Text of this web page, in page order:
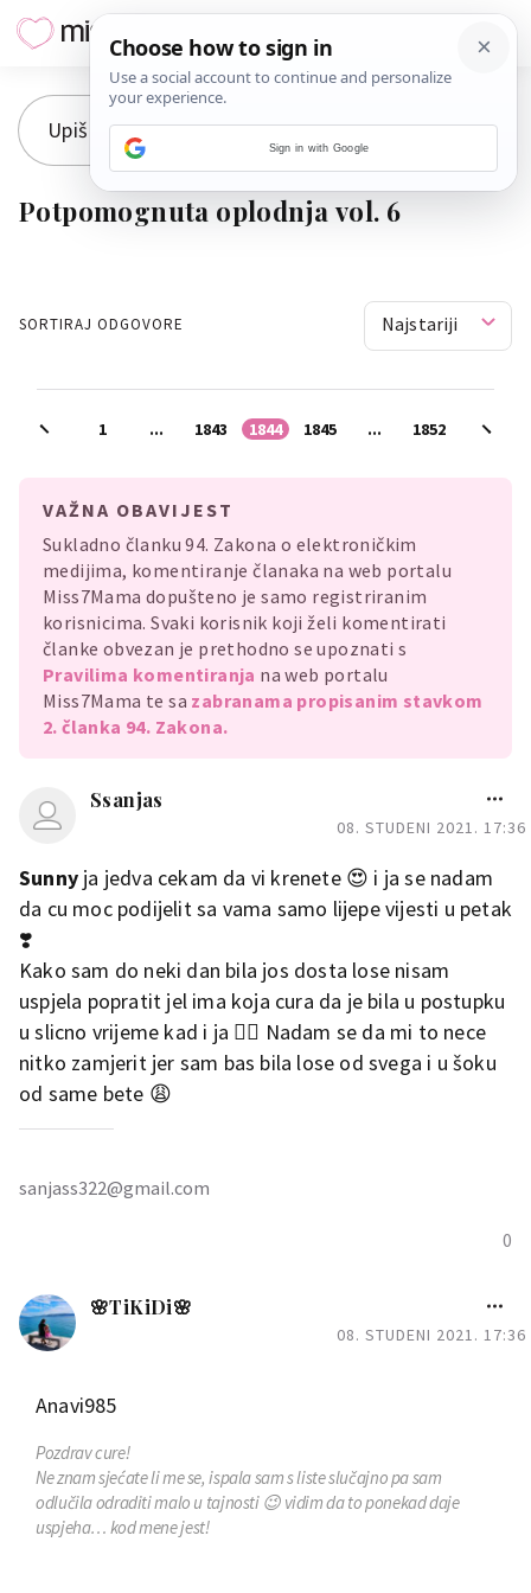
Potpomognuta oplodnja vol. 6
SORTIRAJ ODGOVORE Najstariji
1 ... 1843 1844 1845 ... 1852
VAŽNA OBAVIJEST
Sukladno članku 94. Zakona o elektroničkim
medijima, komentiranje članaka na web portalu
Miss7Mama dopušteno je samo registriranim
korisnicima. Svaki korisnik koji želi komentirati
članke obvezan je prethodno se upoznati s
Pravilima komentiranja na web portalu
Miss7Mama te sa zabranama propisanim stavkom
2. članka 94. Zakona.
Ssanjas
08. STUDENI 2021. 17:36
Sunny ja jedva cekam da vi krenete 😍 i ja se nadam
da cu moc podijelit sa vama samo lijepe vijesti u petak
❣️
Kako sam do neki dan bila jos dosta lose nisam
uspjela popratit jel ima koja cura da je bila u postupku
u slicno vrijeme kad i ja 🤦‍♀️ Nadam se da mi to nece
nitko zamjerit jer sam bas bila lose od svega i u šoku
od same bete 😩
0
sanjass322@gmail.com
🌸TiKiDi🌸
08. STUDENI 2021. 17:36
Anavi985
Pozdrav cure!
Ne znam sjećate li me se, ispala sam s liste slučajno pa sam
odlučila odraditi malo u tajnosti 😉 vidim da to ponekad daje
uspjeha… kod mene jest!
Sign in with Google